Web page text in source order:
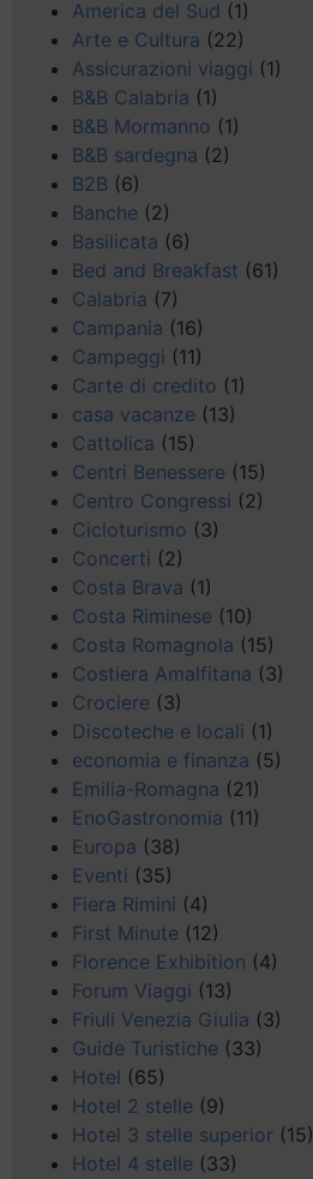
America del Sud (1)
Arte e Cultura (22)
Assicurazioni viaggi (1)
B&B Calabria (1)
B&B Mormanno (1)
B&B sardegna (2)
B2B (6)
Banche (2)
Basilicata (6)
Bed and Breakfast (61)
Calabria (7)
Campania (16)
Campeggi (11)
Carte di credito (1)
casa vacanze (13)
Cattolica (15)
Centri Benessere (15)
Centro Congressi (2)
Cicloturismo (3)
Concerti (2)
Costa Brava (1)
Costa Riminese (10)
Costa Romagnola (15)
Costiera Amalfitana (3)
Crociere (3)
Discoteche e locali (1)
economia e finanza (5)
Emilia-Romagna (21)
EnoGastronomia (11)
Europa (38)
Eventi (35)
Fiera Rimini (4)
First Minute (12)
Florence Exhibition (4)
Forum Viaggi (13)
Friuli Venezia Giulia (3)
Guide Turistiche (33)
Hotel (65)
Hotel 2 stelle (9)
Hotel 3 stelle superior (15)
Hotel 4 stelle (33)